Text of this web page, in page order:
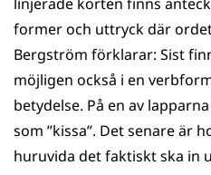
former och uttryck där
Bergström förklarar: Sist
möjligen också i en
betydelse. På en av
som ”kissa”. Det senare är
huruvida det faktiskt ska in